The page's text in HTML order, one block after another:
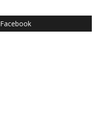
Facebook